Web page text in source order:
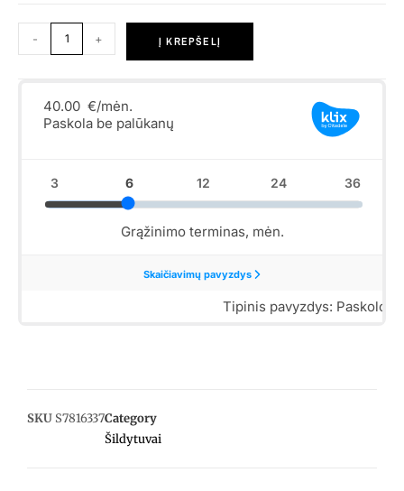
- + Į KREPŠELĮ
SKU S7816337Category
Šildytuvai